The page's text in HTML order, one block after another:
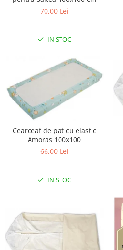
70,00 Lei
IN STOC
Cearceaf de pat cu elastic
Amoras 100x100
66,00 Lei
IN STOC